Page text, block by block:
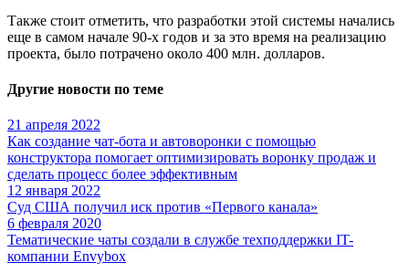
Также стоит отметить, что разработки этой системы начались
еще в самом начале 90-х годов и за это время на реализацию
проекта, было потрачено около 400 млн. долларов.
Другие новости по теме
21 апреля 2022
Как создание чат-бота и автоворонки с помощью
конструктора помогает оптимизировать воронку продаж и
сделать процесс более эффективным
12 января 2022
Суд США получил иск против «Первого канала»
6 февраля 2020
Тематические чаты создали в службе техподдержки IT-
компании Envybox